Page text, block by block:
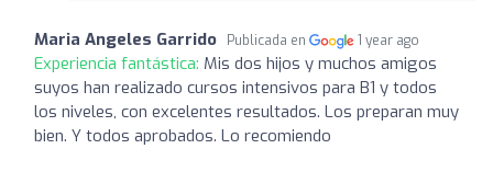
Maria Angeles Garrido Publicada en 1 year ago
Experiencia fantástica: Mis dos hijos y muchos amigos
suyos han realizado cursos intensivos para B1 y todos
los niveles, con excelentes resultados. Los preparan muy
bien. Y todos aprobados. Lo recomiendo